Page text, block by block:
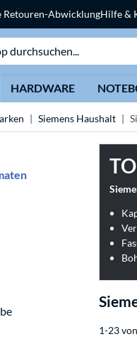
Retouren-AbwicklungHilfe &
HARDWARE
Siemens Haushalt
1-23